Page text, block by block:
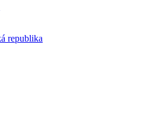
republika